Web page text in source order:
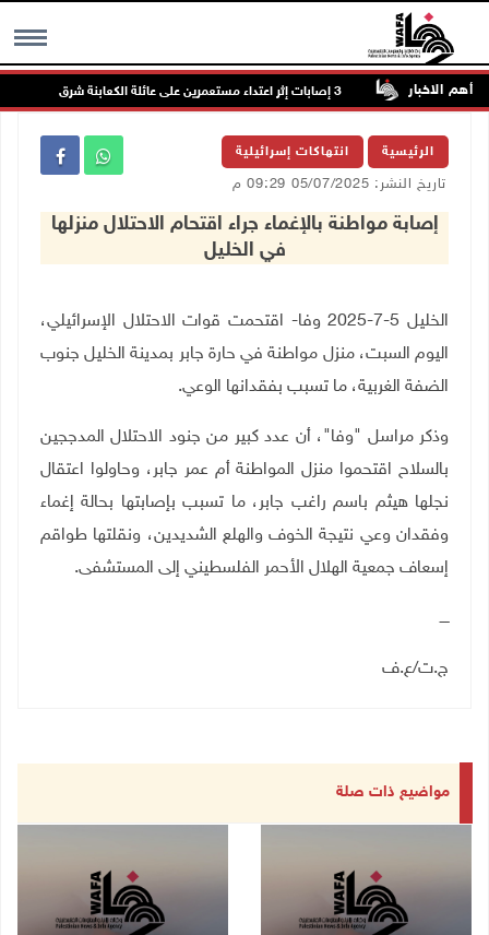
MENU أهم الاخبار
الرئيسية انتهاكات إسرائيلية
تاريخ النشر: 05/07/2025 09:29 م
إصابة مواطنة بالإغماء جراء اقتحام الاحتلال منزلها
في الخليل
الخليل 5-7-2025 وفا- اقتحمت قوات الاحتلال الإسرائيلي،
اليوم السبت، منزل مواطنة في حارة جابر بمدينة الخليل جنوب
الضفة الغربية، ما تسبب بفقدانها الوعي.
وذكر مراسل "وفا"، أن عدد كبير من جنود الاحتلال المدججين
بالسلاح اقتحموا منزل المواطنة أم عمر جابر، وحاولوا اعتقال
نجلها هيثم باسم راغب جابر، ما تسبب بإصابتها بحالة إغماء
وفقدان وعي نتيجة الخوف والهلع الشديدين، ونقلتها طواقم
إسعاف جمعية الهلال الأحمر الفلسطيني إلى المستشفى.
ــــ
ج.ت/ع.ف
مواضيع ذات صلة